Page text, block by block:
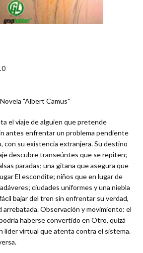
"Albert Camus"
el viaje de alguien que pretende
antes enfrentar un problema pendiente
con su existencia extranjera. Su destino
descubre transeúntes que se repiten;
paradas; una gitana que asegura que
El escondite; niños que en lugar de
ciudades uniformes y una niebla
bajar del tren sin enfrentar su verdad,
arrebatada. Observación y movimiento: el
haberse convertido en Otro, quizá
líder virtual que atenta contra el sistema.